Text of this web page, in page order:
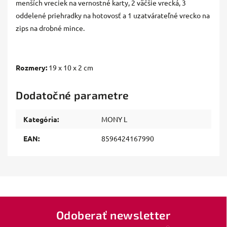
menších vreciek na vernostné karty, 2 väčšie vrecká, 3
oddelené priehradky na hotovosť a 1 uzatvárateľné vrecko na
zips na drobné mince.
Rozmery: 19 x 10 x 2 cm
Dodatočné parametre
Kategória: MONY L
EAN: 8596424167990
Odoberať newsletter